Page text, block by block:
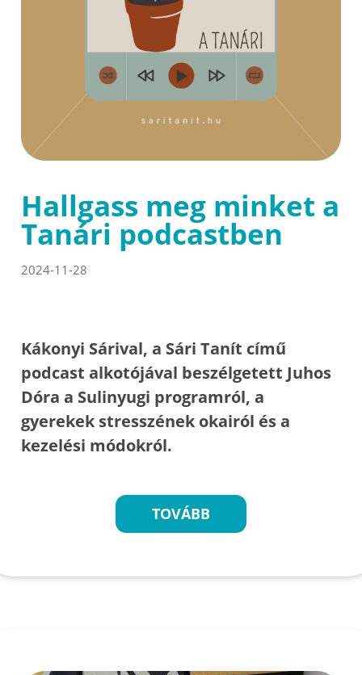
Hallgass meg minket a
Tanári podcastben
2024-11-28
Kákonyi Sárival, a Sári Tanít című
podcast alkotójával beszélgetett Juhos
Dóra a Sulinyugi programról, a
gyerekek stresszének okairól és a
kezelési módokról.
TOVÁBB